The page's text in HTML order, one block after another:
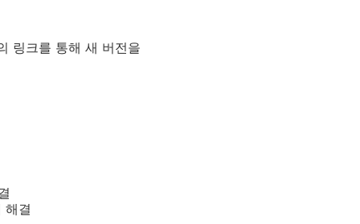
링크를 통해 새 버전을
해결